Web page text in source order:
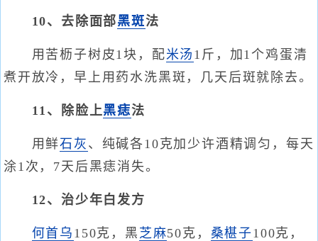
10、去除面部黑斑法
用苦枥子树皮1块，配米汤 1斤，加1个鸡蛋清
煮开放冷，早上用药水洗黑斑，几天后斑就除去。
11、除脸上黑痣法
用鲜石灰 、纯碱各10克加少许酒精调匀，每天
涂1次，7天后黑痣消失。
12、治少年白发方
何首乌 150克，黑 芝麻50克， 桑椹子100克，